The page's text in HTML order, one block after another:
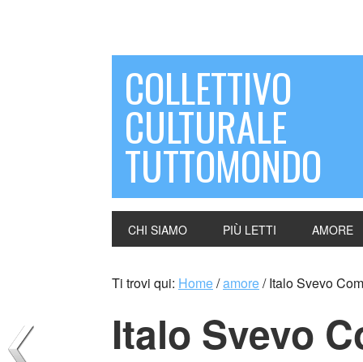
COLLETTIVO
CULTURALE
TUTTOMONDO
CHI SIAMO PIÙ LETTI AMORE
Ti trovi qui: Home/amore/Italo Svevo
Italo Svevo